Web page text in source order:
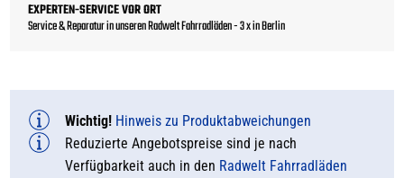
EXPERTEN-SERVICE VOR ORT
Service & Reparatur in unseren Radwelt Fahrradläden - 3 x in Berlin
Wichtig! Hinweis zu Produktabweichungen
Reduzierte Angebotspreise sind je nach
Verfügbarkeit auch in den Radwelt Fahrradläden